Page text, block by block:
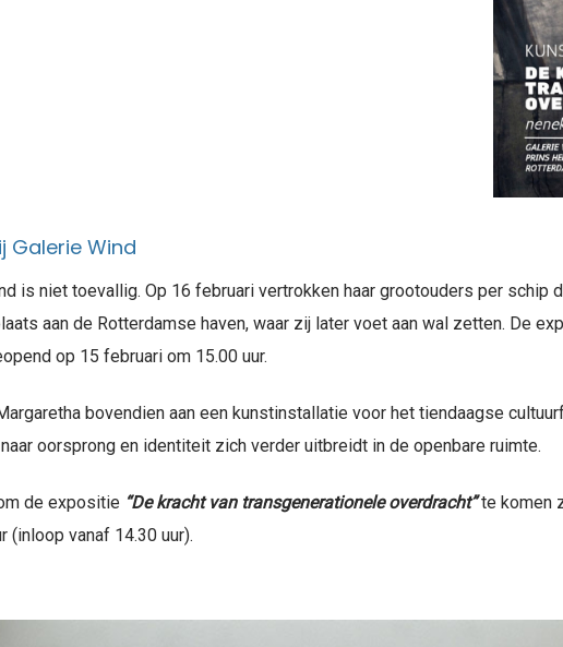
Galerie Wind
is niet toevallig. Op 16 februari vertrokken haar grootouders per schip
aan de Rotterdamse haven, waar zij later voet aan wal zetten. De
op 15 februari om 15.00 uur.
bovendien aan een kunstinstallatie voor het tiendaagse
oorsprong en identiteit zich verder uitbreidt in de openbare ruimte.
de expositie “De kracht van transgenerationele overdracht”te komen
(inloop vanaf 14.30 uur).